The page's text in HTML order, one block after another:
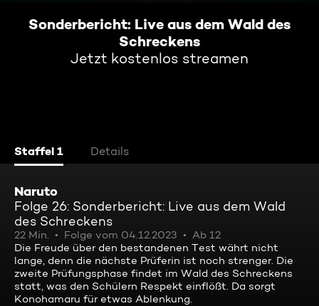
Sonderbericht: Live aus dem Wald des
Schreckens
Jetzt kostenlos streamen
Staffel 1 Details
Naruto
Folge 26: Sonderbericht: Live aus dem Wald
des Schreckens
22 Min. Folge vom 04.12.2023
Ab 12
Die Freude über den bestandenen Test währt nicht
lange, denn die nächste Prüferin ist noch strenger. Die
zweite Prüfungsphase findet im Wald des Schreckens
statt, was den Schülern Respekt einflößt. Da sorgt
Konohamaru für etwas Ablenkung.